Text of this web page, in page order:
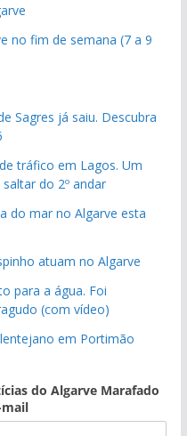
no fim de semana (7 a 9
Sagres já saiu. Descubra
tráfico em Lagos. Um
do 2º andar
do mar no Algarve esta
atuam no Algarve
para a água. Foi
(com vídeo)
em Portimão
do Algarve Marafado
mail